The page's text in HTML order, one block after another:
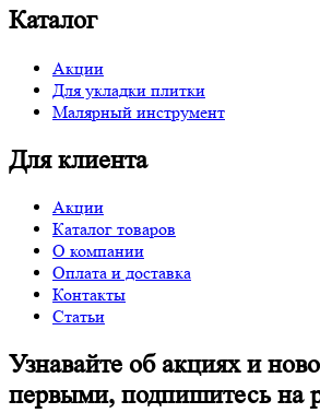
Каталог
Акции
Для укладки плитки
Малярный инструмент
Для клиента
Акции
Каталог товаров
О компании
Оплата и доставка
Контакты
Статьи
Узнавайте об акциях и
первыми, подпишитесь на